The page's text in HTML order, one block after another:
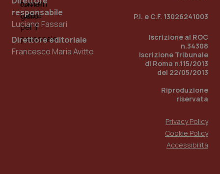
responsabile
Luciano Fassari
Direttore editoriale
Francesco Maria Avitto
P.I. e C.F. 13026241003
Iscrizione al ROC
n.34308
Iscrizione Tribunale
di Roma n.115/2013
del 22/05/2013
Riproduzione
riservata
Privacy Policy
Cookie Policy
Accessibilità
www.quotidianosanita.it